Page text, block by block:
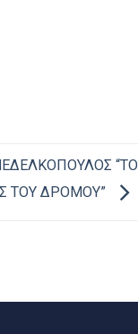
“ΤΟ
ΤΟΥ ΔΡΟΜΟΥ”